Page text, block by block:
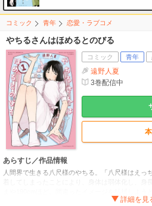
コミック 青年 恋愛・ラブコメ
やちるさんはほめるとのびる
コミック 青年
遠野人夏
3巻配信中
あらすじ／作品情報
人間界で生きる八尺様のやちる。「八尺様はえっ
し勉強のためにホラー映画を観に行った映画館で